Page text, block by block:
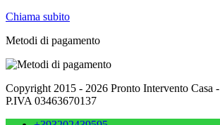
Chiama subito
Metodi di pagamento
Copyright 2015 - 2026 Pronto Intervento Casa -
P.IVA 03463670137